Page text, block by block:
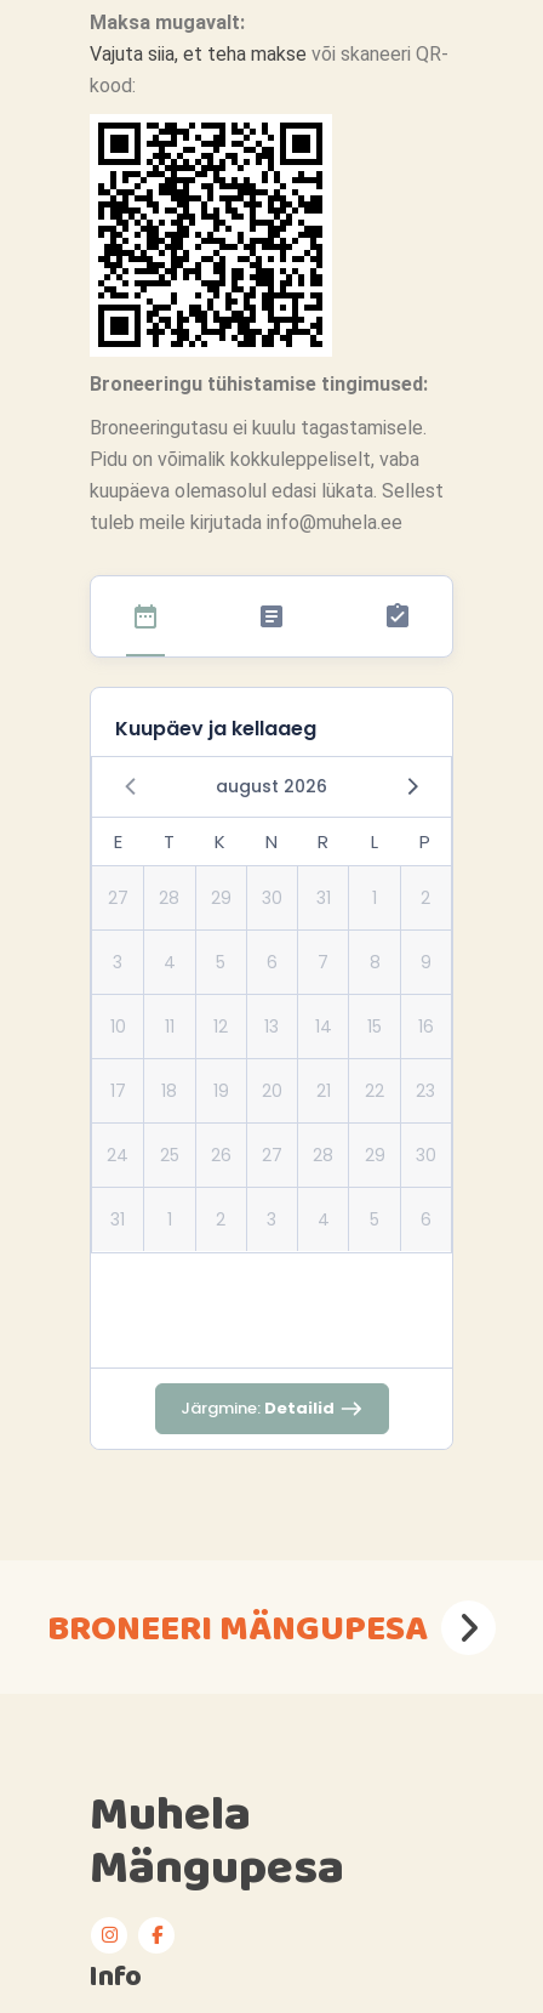
Maksa mugavalt:
Vajuta siia, et teha makse või skaneeri QR-
kood:
Broneeringu tühistamise tingimused:
Broneeringutasu ei kuulu tagastamisele.
Pidu on võimalik kokkuleppeliselt, vaba
kuupäeva olemasolul edasi lükata. Sellest
tuleb meile kirjutada info@muhela.ee
Kuupäev ja kellaaeg
august 2026
E T K N R L P
27 28 29 30 31 1 2
3 4 5 6 7 8 9
10 11 12 13 14 15 16
17 18 19 20 21 22 23
24 25 26 27 28 29 30
31 1 2 3 4 5 6
Järgmine: Detailid
BRONEERI MÄNGUPESA
Muhela
Mängupesa
Info